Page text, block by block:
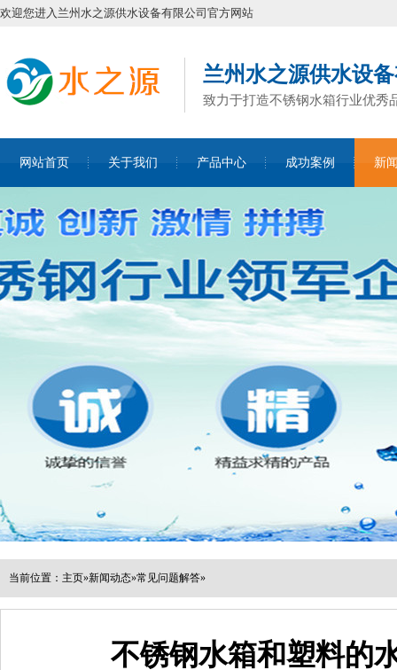
欢迎您进入兰州水之源供水设备有限公司官方网站
兰州水之源供水设
致力于打造不锈钢水箱行业优秀
网站首页 关于我们 产品中心 成功案例 新
当前位置： 主页»新闻动态»常见问题解答»
不锈钢水箱和塑料的